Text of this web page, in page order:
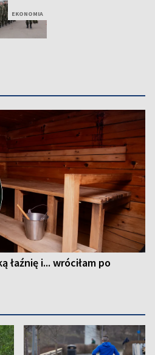
EKONOMIA
łaźnię i... wróciłam po